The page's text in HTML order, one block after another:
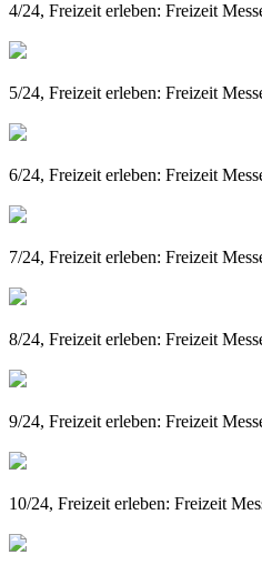
4/24, Freizeit erleben: Freizeit
5/24, Freizeit erleben: Freizeit
6/24, Freizeit erleben: Freizeit
7/24, Freizeit erleben: Freizeit
8/24, Freizeit erleben: Freizeit
9/24, Freizeit erleben: Freizeit
10/24, Freizeit erleben: Freizeit